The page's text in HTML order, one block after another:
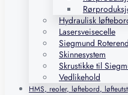
Hydraulisk
Lasersveisecelle
Siegmund
Skinnesystem
Skrustikke til
Vedlikehold
HMS, reoler, løftebord,